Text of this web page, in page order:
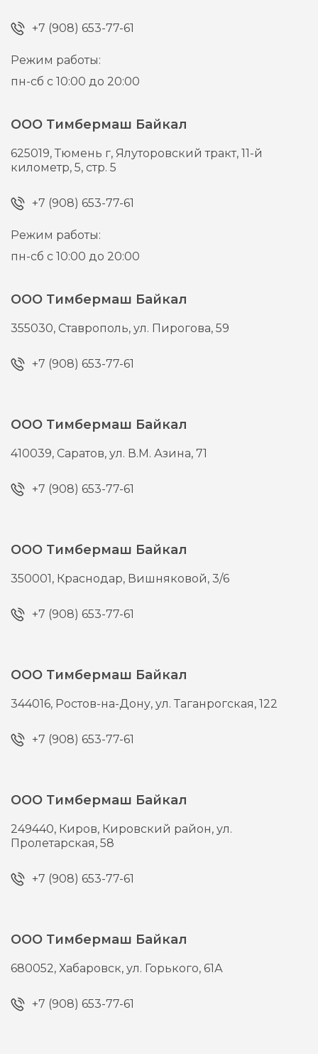
+7 (908) 653-77-61
Режим работы:
пн-сб с 10:00 до 20:00
ООО Тимбермаш Байкал
625019,Тюмень г, Ялуторовский тракт, 11-й
километр, 5, стр. 5
+7 (908) 653-77-61
Режим работы:
пн-сб с 10:00 до 20:00
ООО Тимбермаш Байкал
355030, Ставрополь,ул. Пирогова, 59
+7 (908) 653-77-61
ООО Тимбермаш Байкал
410039, Саратов,ул. В.М. Азина, 71
+7 (908) 653-77-61
ООО Тимбермаш Байкал
350001, Краснодар, Вишняковой, 3/6
+7 (908) 653-77-61
ООО Тимбермаш Байкал
344016, Ростов-на-Дону,ул. Таганрогская, 122
+7 (908) 653-77-61
ООО Тимбермаш Байкал
249440, Киров, Кировский район, ул.
Пролетарская, 58
+7 (908) 653-77-61
ООО Тимбермаш Байкал
680052,Хабаровск,ул. Горького, 61А
+7 (908) 653-77-61